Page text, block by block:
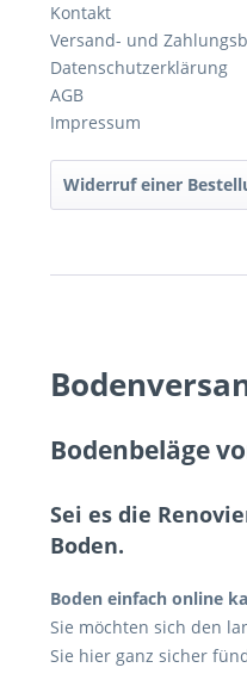
Kontakt
Versand- und
Datenschutzerklärung
AGB
Impressum
Widerruf einer
Bodenbeläge
Sei es die
Boden.
Boden einfach online
Sie möchten sich den
Sie hier ganz sicher